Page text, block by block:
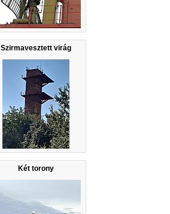
Szirmavesztett virág
Két torony